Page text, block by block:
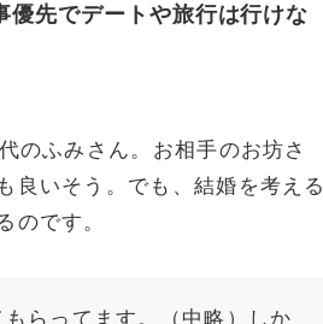
優先でデートや旅行は行けな
のふみさん。お相手のお坊さ
良いそう。でも、結婚を考える
のです。
らってます。（中略）しか